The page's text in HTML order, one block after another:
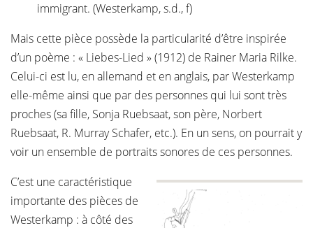
immigrant. (Westerkamp, s.d., f)
Mais cette pièce possède la particularité d’être inspirée
d’un poème : « Liebes-Lied » (1912) de Rainer Maria Rilke.
Celui-ci est lu, en allemand et en anglais, par Westerkamp
elle-même ainsi que par des personnes qui lui sont très
proches (sa fille, Sonja Ruebsaat, son père, Norbert
Ruebsaat, R. Murray Schafer, etc.). En un sens, on pourrait y
voir un ensemble de portraits sonores de ces personnes.
C’est une caractéristique
importante des pièces de
Westerkamp : à côté des